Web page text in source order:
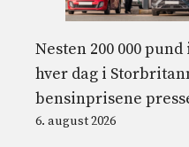
Nesten 200 000
hver dag i
bensinprisene
6. august 2026